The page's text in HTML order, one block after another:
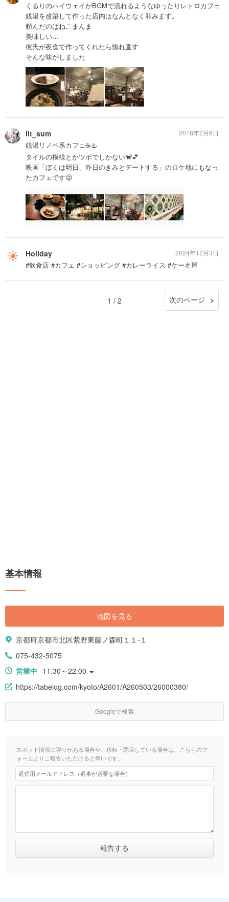
くるりのハイウェイがBGMで流れるようなゆったりレトロカフェ
銭湯を改築して作った店内はなんとなく和みます。
頼んだのはねこまんま
美味しい…
彼氏が夜食で作ってくれたら惚れ直す
そんな味がしました
lit_sum
銭湯リノベ系カフェ☕️♨️
タイルの模様とかツボでしかない🐒💕
映画「ぼくは明日、昨日のきみとデートする」のロケ地にもなっ
たカフェです😝
2018年2月6日
Holiday
#飲食店 #カフェ #ショッピング #カレーライス #ケーキ屋
2024年12月3日
1 / 2 次のページ
基本情報
地図を見る
京都府京都市北区紫野東藤ノ森町１１-１
075-432-5075
営業中 11:30～22:00
https://tabelog.com/kyoto/A2601/A260503/26000380/
Googleで検索
スポット情報に誤りがある場合や、移転・閉店している場合は、こちらのフ
ォームよりご報告いただけると幸いです。